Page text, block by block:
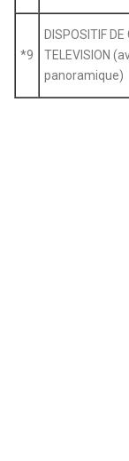
*9
DISPOSITIF
TELEVISION
panoramique)